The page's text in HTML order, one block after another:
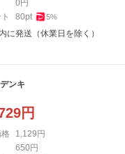
0 円
80pt 5%
に発送（休業日を除く）
ンキ
円
1,129 円
650 円